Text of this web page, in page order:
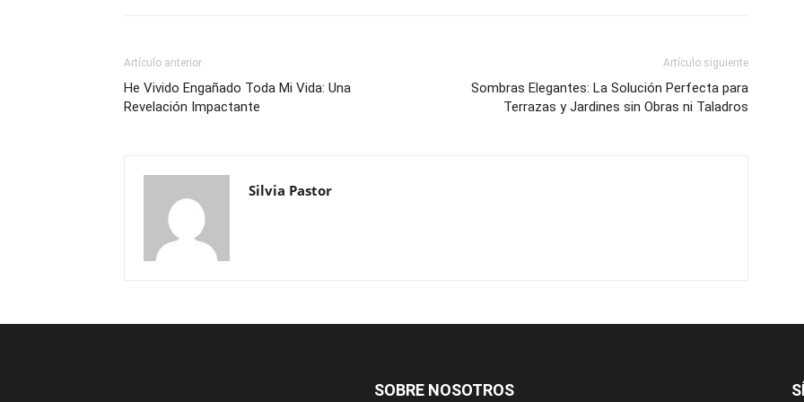
Artículo anterior
He Vivido Engañado Toda Mi Vida: Una
Revelación Impactante
Artículo siguiente
Sombras Elegantes: La Solución Perfecta para
Terrazas y Jardines sin Obras ni Taladros
Silvia Pastor
SOBRE NOSOTROS